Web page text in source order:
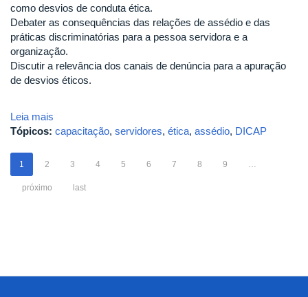
como desvios de conduta ética.
Debater as consequências das relações de assédio e das
práticas discriminatórias para a pessoa servidora e a
organização.
Discutir a relevância dos canais de denúncia para a apuração
de desvios éticos.
Leia mais
Tópicos: capacitação, servidores, ética, assédio, DICAP
1 2 3 4 5 6 7 8 9
próximo last